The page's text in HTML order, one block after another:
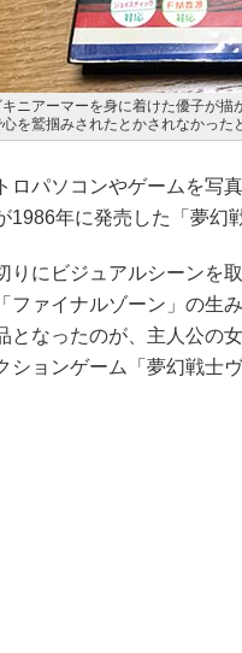
キニアーマーを身に着けた優子が
を鷲掴みされたとかされなかった
パソコンやゲームを写
1986年に発売した「夢幻
にビジュアルシーンを
ファイナルゾーン」の生
となったのが、主人公の
ションゲーム「夢幻戦士ヴ